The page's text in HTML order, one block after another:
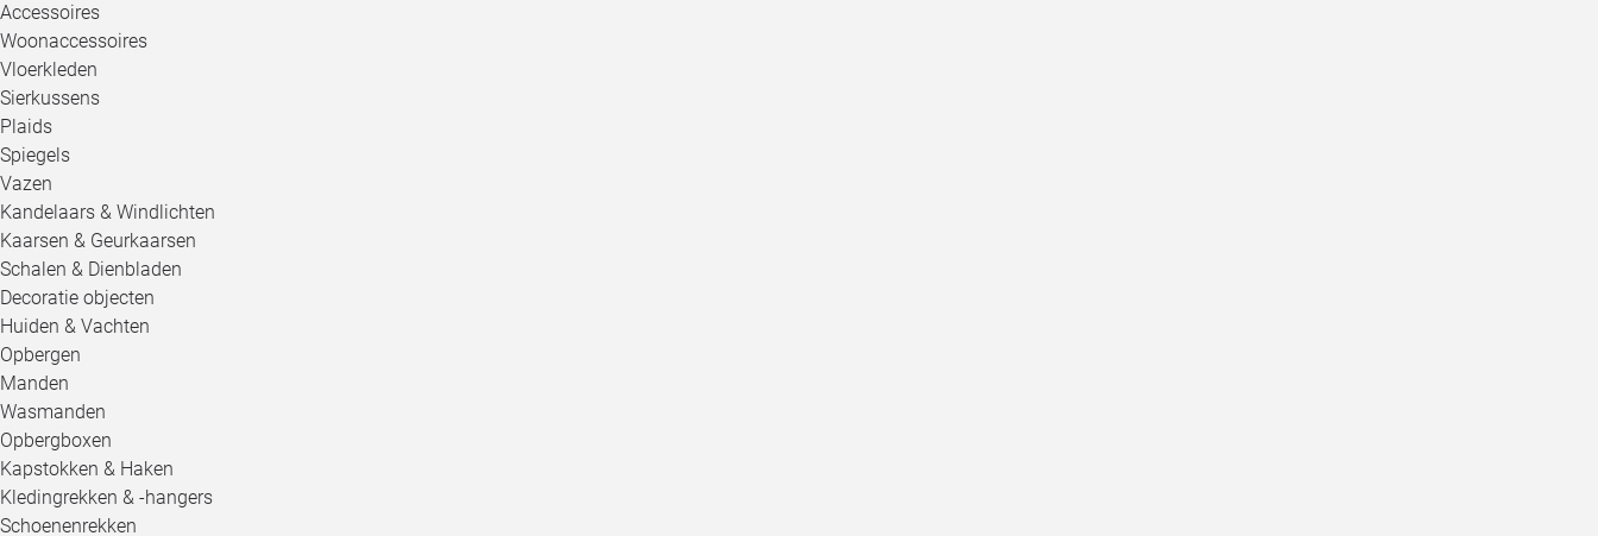
Accessoires
Woonaccessoires
Vloerkleden
Sierkussens
Plaids
Spiegels
Vazen
Kandelaars & Windlichten
Kaarsen & Geurkaarsen
Schalen & Dienbladen
Decoratie objecten
Huiden & Vachten
Opbergen
Manden
Wasmanden
Opbergboxen
Kapstokken & Haken
Kledingrekken & -hangers
Schoenenrekken